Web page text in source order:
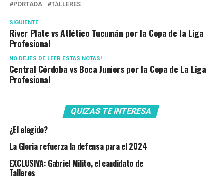
PORTADA
TALLERES
SIGUIENTE
River Plate vs Atlético Tucumán por la Copa de la Liga
Profesional
NO DEJES DE LEER ESTAS NOTAS!
Central Córdoba vs Boca Juniors por la Copa de La Liga
Profesional
QUIZAS TE INTERESA
¿El elegido?
La Gloria refuerza la defensa para el 2024
EXCLUSIVA: Gabriel Milito, el candidato de
Talleres